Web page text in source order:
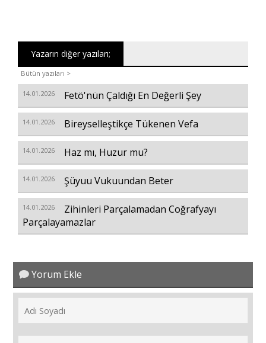
Yazarın diğer yazıları;
Bütün yazıları >
14.01.2026 Fetö'nün Çaldığı En Değerli Şey
14.01.2026 Bireyselleştikçe Tükenen Vefa
14.01.2026 Haz mı, Huzur mu?
14.01.2026 Şüyuu Vukuundan Beter
14.01.2026
Zihinleri Parçalamadan Coğrafyayı
Parçalayamazlar
Yorum Ekle